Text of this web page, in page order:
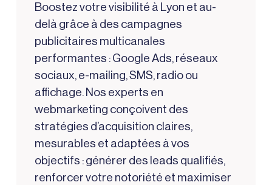
Boostez votre visibilité à Lyon et au-
delà grâce à des campagnes
publicitaires multicanales
performantes : Google Ads, réseaux
sociaux, e-mailing, SMS, radio ou
affichage. Nos experts en
webmarketing conçoivent des
stratégies d’acquisition claires,
mesurables et adaptées à vos
objectifs : générer des leads qualifiés,
renforcer votre notoriété et maximiser